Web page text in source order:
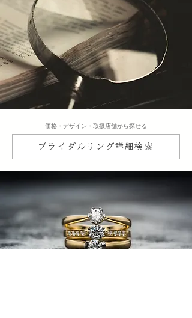
​価格・デザイン・取扱店舗から探せる
ブライダルリング詳細検索